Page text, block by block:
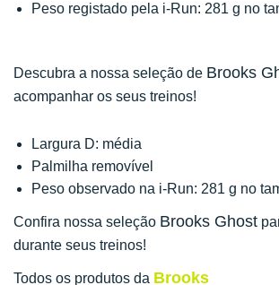
Peso registado pela i-Run: 281 g no
Descubra a nossa seleção de Brooks
acompanhar os seus treinos!
Largura D: média
Palmilha removível
Peso observado na i-Run: 281 g no
Confira nossa seleção Brooks Ghost
durante seus treinos!
Todos os produtos da Brooks